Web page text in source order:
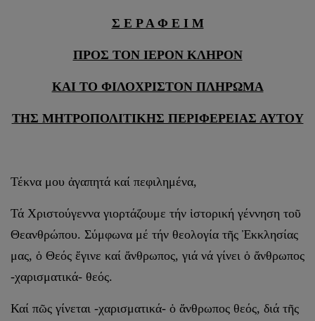
Σ Ε Ρ Α Φ Ε Ι Μ
ΠΡΟΣ ΤΟΝ ΙΕΡΟΝ ΚΛΗΡΟΝ
ΚΑΙ ΤΟ ΦΙΛΟΧΡΙΣΤΟΝ ΠΛΗΡΩΜΑ
ΤΗΣ ΜΗΤΡΟΠΟΛΙΤΙΚΗΣ ΠΕΡΙΦΕΡΕΙΑΣ ΑΥΤΟΥ
Τέκνα μου ἀγαπητά καί πεφιλημένα,
Τά Χριστούγεννα γιορτάζουμε τήν ἱστορική γέννηση τοῦ
Θεανθρώπου. Σύμφωνα μέ τήν θεολογία τῆς Ἐκκλησίας
μας, ὁ Θεός ἔγινε καί ἄνθρωπος, γιά νά γίνει ὁ ἄνθρωπος
-χαρισματικά- θεός.
Καί πῶς γίνεται -χαρισματικά- ὁ ἄνθρωπος θεός, διά τῆς